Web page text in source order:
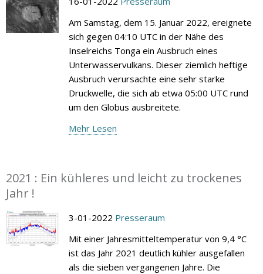
Am Samstag, dem 15. Januar 2022, ereignete
sich gegen 04:10 UTC in der Nähe des
Inselreichs Tonga ein Ausbruch eines
Unterwasservulkans. Dieser ziemlich heftige
Ausbruch verursachte eine sehr starke
Druckwelle, die sich ab etwa 05:00 UTC rund
um den Globus ausbreitete.
Mehr Lesen
2021 : Ein kühleres und leicht zu trockenes
Jahr !
3-01-2022 Presseraum
Mit einer Jahresmitteltemperatur von 9,4 °C
ist das Jahr 2021 deutlich kühler ausgefallen
als die sieben vergangenen Jahre. Die